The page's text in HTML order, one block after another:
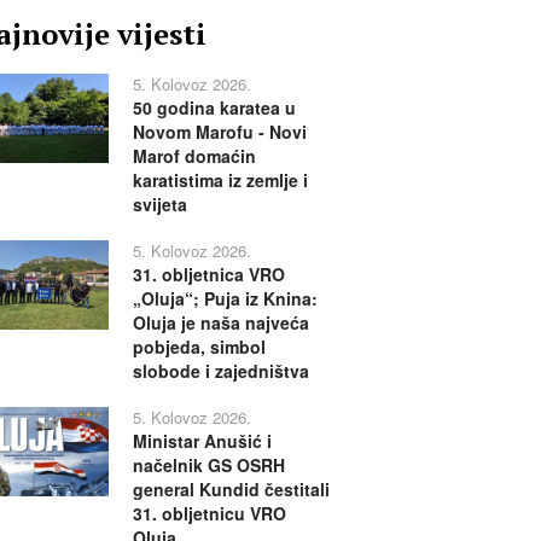
vijesti
5. Kolovoz 2026.
50 godina karatea u
Novom Marofu - Novi
Marof domaćin
karatistima iz zemlje i
svijeta
5. Kolovoz 2026.
31. obljetnica VRO
„Oluja“; Puja iz Knina:
Oluja je naša najveća
pobjeda, simbol
slobode i zajedništva
5. Kolovoz 2026.
Ministar Anušić i
načelnik GS OSRH
general Kundid čestitali
31. obljetnicu VRO